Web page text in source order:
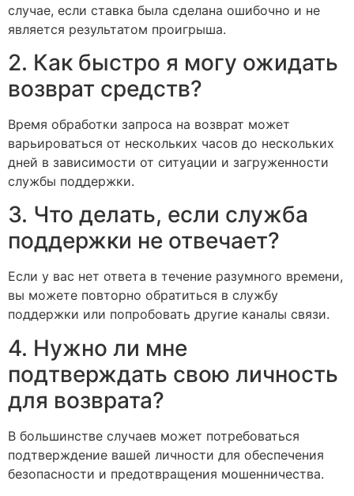
случае, если ставка была сделана ошибочно и не
является результатом проигрыша.
2. Как быстро я могу ожидать
возврат средств?
Время обработки запроса на возврат может
варьироваться от нескольких часов до нескольких
дней в зависимости от ситуации и загруженности
службы поддержки.
3. Что делать, если служба
поддержки не отвечает?
Если у вас нет ответа в течение разумного времени,
вы можете повторно обратиться в службу
поддержки или попробовать другие каналы связи.
4. Нужно ли мне
подтверждать свою личность
для возврата?
В большинстве случаев может потребоваться
подтверждение вашей личности для обеспечения
безопасности и предотвращения мошенничества.